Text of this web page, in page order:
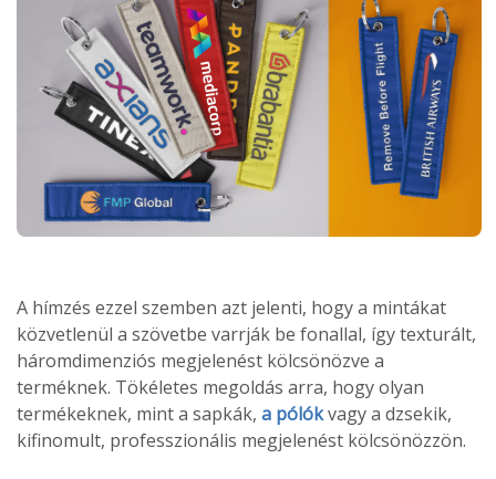
A hímzés ezzel szemben azt jelenti, hogy a mintákat
közvetlenül a szövetbe varrják be fonallal, így texturált,
háromdimenziós megjelenést kölcsönözve a
terméknek. Tökéletes megoldás arra, hogy olyan
termékeknek, mint a sapkák, a pólókvagy a dzsekik,
kifinomult, professzionális megjelenést kölcsönözzön.